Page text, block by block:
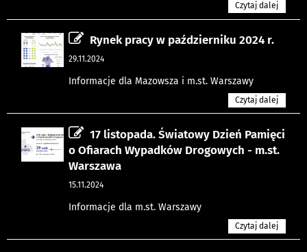
Czytaj dalej
Rynek pracy w październiku 2024 r.
29.11.2024
Informacje dla Mazowsza i m.st. Warszawy
Czytaj dalej
17 listopada. Światowy Dzień Pamięci
o Ofiarach Wypadków Drogowych - m.st.
Warszawa
15.11.2024
Informacje dla m.st. Warszawy
Czytaj dalej